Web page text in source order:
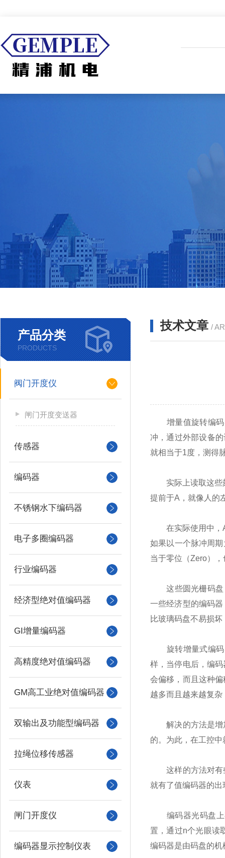
产品分类
PRODUCTS
阀门开度仪
闸门开度变送器
传感器
编码器
不锈钢水下编码器
电子多圈编码器
行业编码器
经济型绝对值编码器
GI增量编码器
高精度绝对值编码器
GM高工业绝对值编码器
双输出及功能型编码器
拉绳位移传感器
仪表
闸门开度仪
编码器显示控制仪表
技术文章 /
增量值旋转编码器
冲，通过外部设备
就相当于1度，测得
实际上读取这些刻
提前于A，就像人的
在实际使用中，A
如果以一个脉冲周
当于零位（Zero）
这些圆光栅码盘，
一些经济型的编码
比玻璃码盘不易损
旋转增量式编码器
样，当停电后，编
会偏移，而且这种
越多而且越来越复
解决的方法是增加
的。为此，在工控
这样的方法对有些
就有了值编码器的出
编码器光码盘上
置，通过n个光眼读
编码器是由码盘的